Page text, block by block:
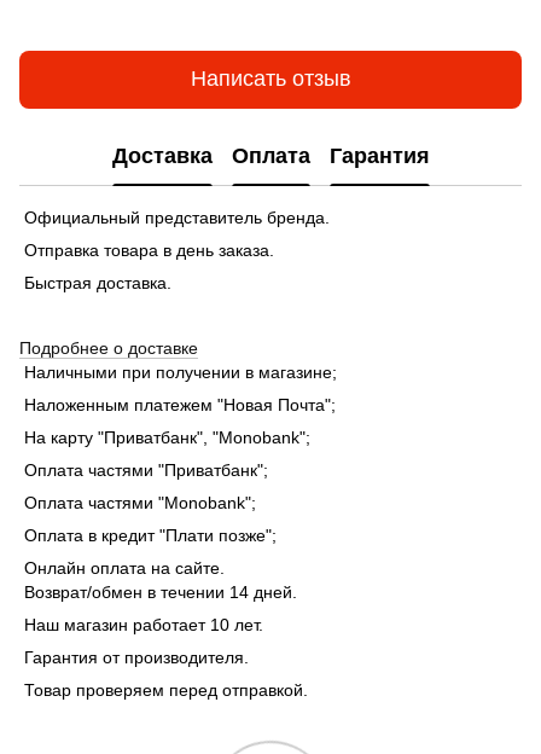
Написать отзыв
Доставка Оплата Гарантия
Официальный представитель бренда.
Отправка товара в день заказа.
Быстрая доставка.
Подробнее о доставке
Наличными при получении в магазине;
Наложенным платежем "Новая Почта";
На карту "Приватбанк", "Monobank";
Оплата частями "Приватбанк";
Оплата частями "Monobank";
Оплата в кредит "Плати позже";
Онлайн оплата на сайте.
Возврат/обмен в течении 14 дней.
Наш магазин работает 10 лет.
Гарантия от производителя.
Товар проверяем перед отправкой.